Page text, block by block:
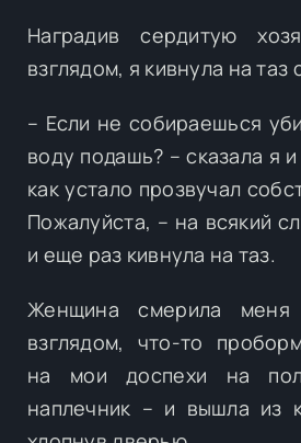
Наградив сердитую
взглядом, я кивнула на таз
– Если не собираешься
воду подашь? – сказала я
как устало прозвучал
Пожалуйста, – на всякий
и еще раз кивнула на таз.
Женщина смерила меня
взглядом, что-то
на мои доспехи на
наплечник – и вышла из